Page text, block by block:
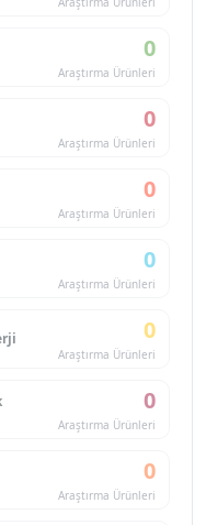
0
Araştırma Ürünleri
0
Araştırma Ürünleri
0
Araştırma Ürünleri
0
Araştırma Ürünleri
0
Araştırma Ürünleri
0
Araştırma Ürünleri
0
Araştırma Ürünleri